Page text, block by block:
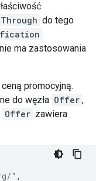
do tego
.
nie ma zastosowania
promocyjną.
do węzła Offer ,
Offer zawiera
" ,